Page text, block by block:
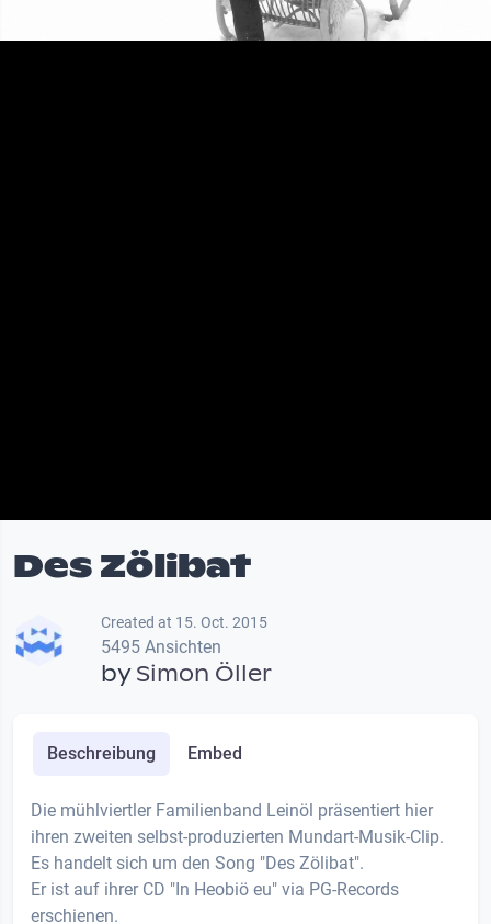
Des Zölibat
Created at 15. Oct. 2015
5495 Ansichten
bySimon Öller
Beschreibung Embed
Die mühlviertler Familienband Leinöl präsentiert hier
ihren zweiten selbst-produzierten Mundart-Musik-Clip.
Es handelt sich um den Song "Des Zölibat".
Er ist auf ihrer CD "In Heobiö eu" via PG-Records
erschienen.